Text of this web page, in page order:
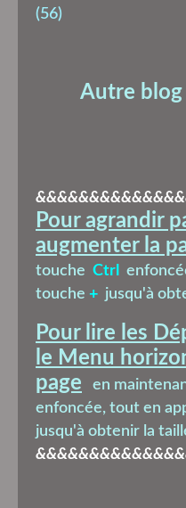
(56)
Autre blog
Pour agrandir
augmenter la
touche Ctrl
touche + jusqu'à
Pour lire les
le Menu
page
en
enfoncée, tout en
jusqu'à obtenir la